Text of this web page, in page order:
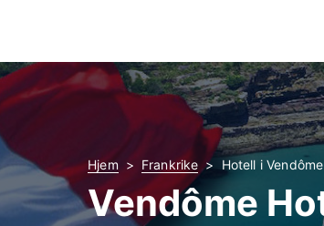
Hjem Frankrike Hotell i Vendôme
Vendôme